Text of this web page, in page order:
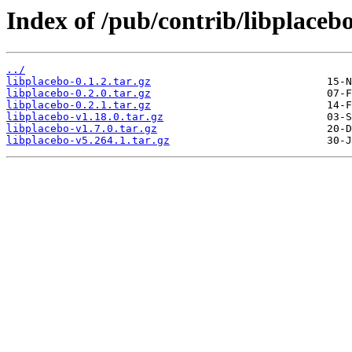
Index of /pub/contrib/
../
libplacebo-0.1.2.tar.gz
libplacebo-0.2.0.tar.gz
libplacebo-0.2.1.tar.gz
libplacebo-v1.18.0.tar.gz
libplacebo-v1.7.0.tar.gz
libplacebo-v5.264.1.tar.gz